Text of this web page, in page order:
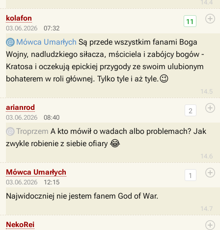
14.4
03.06.2026 07:32
14.5
11
kolafon
Mówca Umarłych Są przede wszystkim fanami Boga
Wojny, nadludzkiego siłacza, mściciela i zabójcy bogów -
Kratosa i oczekują epickiej przygody ze swoim ulubionym
bohaterem w roli głównej. Tylko tyle i aż tyle.😉
03.06.2026 08:40
14.6
2
arianrod
Troprzem A kto mówił o wadach albo problemach? Jak
zwykle robienie z siebie ofiary 😂
03.06.2026 12:15
14.7
1
Mówca Umarłych
Najwidoczniej nie jestem fanem God of War.
NekoRei